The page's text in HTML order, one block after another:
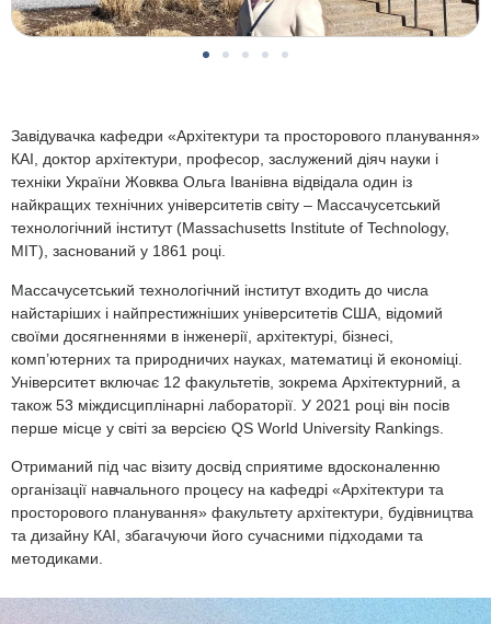
Завідувачка кафедри «Архітектури та просторового планування»
КАІ, доктор архітектури, професор, заслужений діяч науки і
техніки України Жовква Ольга Іванівна відвідала один із
найкращих технічних університетів світу – Массачусетський
технологічний інститут (Massachusetts Institute of Technology,
MIT), заснований у 1861 році.
Массачусетський технологічний інститут входить до числа
найстаріших і найпрестижніших університетів США, відомий
своїми досягненнями в інженерії, архітектурі, бізнесі,
комп’ютерних та природничих науках, математиці й економіці.
Університет включає 12 факультетів, зокрема Архітектурний, а
також 53 міждисциплінарні лабораторії. У 2021 році він посів
перше місце у світі за версією QS World University Rankings.
Отриманий під час візиту досвід сприятиме вдосконаленню
організації навчального процесу на кафедрі «Архітектури та
просторового планування» факультету архітектури, будівництва
та дизайну КАІ, збагачуючи його сучасними підходами та
методиками.